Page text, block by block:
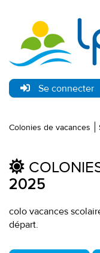
Se connecter
Colonies de vacances
2025
colo vacances
départ.